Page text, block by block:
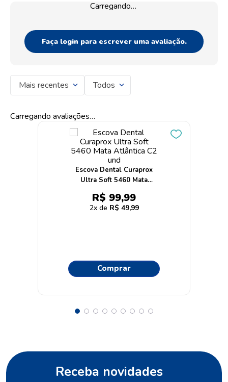
Carregando…
Faça login para escrever uma avaliação.
Mais recentes Todos
Carregando avaliações…
Escova Dental Curaprox
Ultra Soft 5460 Mata
Atlântica C2 und
R$ 99,99
2 R$ 49,99
Comprar
Receba novidades